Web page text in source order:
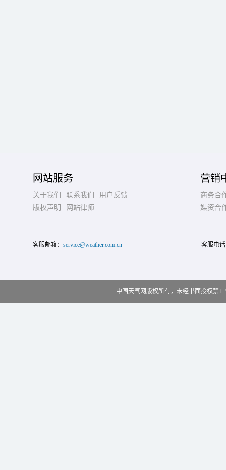
网站服务
关于我们 联系我们
用户反馈
版权声明
网站律师
营销
商务合
媒资合
客服邮箱： service@weather.com.cn 客服电
中国天气网版权所有，未经书面授权